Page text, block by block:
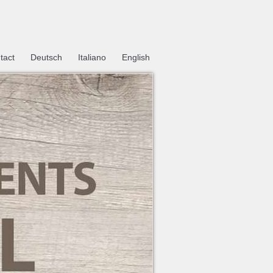
Deutsch Italiano English